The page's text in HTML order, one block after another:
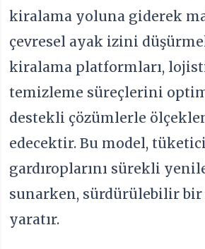
kiralama yoluna giderek
çevresel ayak izini
kiralama platformları,
temizleme süreçlerini
destekli çözümlerle
edecektir. Bu model,
gardıroplarını sürekli
sunarken, sürdürülebilir
yaratır.